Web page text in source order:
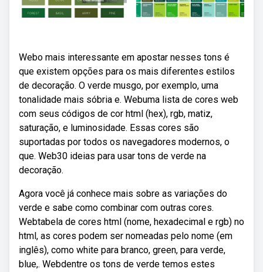
Webo mais interessante em apostar nesses tons é
que existem opções para os mais diferentes estilos
de decoração. O verde musgo, por exemplo, uma
tonalidade mais sóbria e. Webuma lista de cores web
com seus códigos de cor html (hex), rgb, matiz,
saturação, e luminosidade. Essas cores são
suportadas por todos os navegadores modernos, o
que. Web30 ideias para usar tons de verde na
decoração.
Agora você já conhece mais sobre as variações do
verde e sabe como combinar com outras cores.
Webtabela de cores html (nome, hexadecimal e rgb) no
html, as cores podem ser nomeadas pelo nome (em
inglês), como white para branco, green, para verde,
blue,. Webdentre os tons de verde temos estes